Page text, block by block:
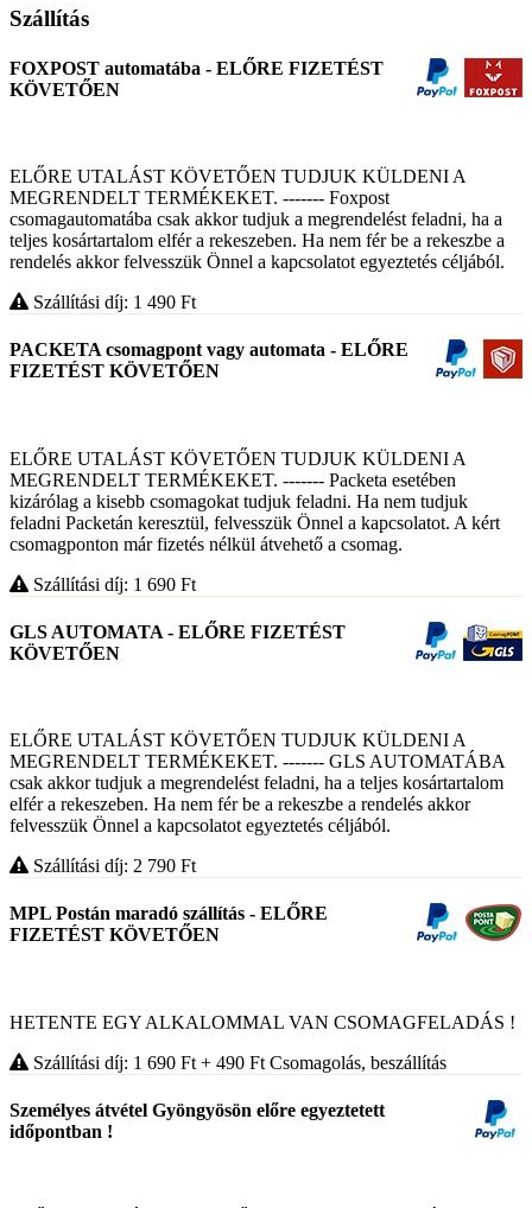
Szállítás
FOXPOST automatába - ELŐRE FIZETÉST
KÖVETŐEN
ELŐRE UTALÁST KÖVETŐEN TUDJUK KÜLDENI A
MEGRENDELT TERMÉKEKET. ------- Foxpost
csomagautomatába csak akkor tudjuk a megrendelést feladni, ha a
teljes kosártartalom elfér a rekeszeben. Ha nem fér be a rekeszbe a
rendelés akkor felvesszük Önnel a kapcsolatot egyeztetés céljából.
Szállítási díj: 1 490 Ft
PACKETA csomagpont vagy automata - ELŐRE
FIZETÉST KÖVETŐEN
ELŐRE UTALÁST KÖVETŐEN TUDJUK KÜLDENI A
MEGRENDELT TERMÉKEKET. ------- Packeta esetében
kizárólag a kisebb csomagokat tudjuk feladni. Ha nem tudjuk
feladni Packetán keresztül, felvesszük Önnel a kapcsolatot. A kért
csomagponton már fizetés nélkül átvehető a csomag.
Szállítási díj: 1 690 Ft
GLS AUTOMATA - ELŐRE FIZETÉST
KÖVETŐEN
ELŐRE UTALÁST KÖVETŐEN TUDJUK KÜLDENI A
MEGRENDELT TERMÉKEKET. ------- GLS AUTOMATÁBA
csak akkor tudjuk a megrendelést feladni, ha a teljes kosártartalom
elfér a rekeszeben. Ha nem fér be a rekeszbe a rendelés akkor
felvesszük Önnel a kapcsolatot egyeztetés céljából.
Szállítási díj: 2 790 Ft
MPL Postán maradó szállítás - ELŐRE
FIZETÉST KÖVETŐEN
HETENTE EGY ALKALOMMAL VAN CSOMAGFELADÁS !
Szállítási díj: 1 690 Ft + 490 Ft Csomagolás, beszállítás
Személyes átvétel Gyöngyösön előre egyeztetett
időpontban !